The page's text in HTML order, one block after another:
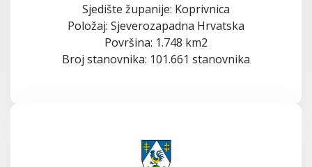
Sjedište županije: Koprivnica
Položaj: Sjeverozapadna Hrvatska
Površina: 1.748 km2
Broj stanovnika: 101.661 stanovnika